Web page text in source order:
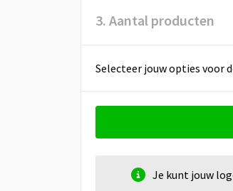
3. Aantal producten
Selecteer jouw opties voor
Je kunt jouw